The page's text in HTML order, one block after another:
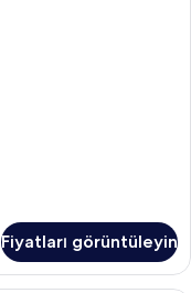
Fiyatları görüntüleyin